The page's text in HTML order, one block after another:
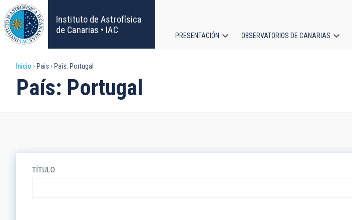
Pasar
al
contenido
principal
Instituto de Astrofísica
de Canarias • IAC
PRESENTACIÓN OBSERVATORIOS DE CANARIAS
Sobrescribir
enlaces
Inicio Pais País: Portugal
País: Portugal
TÍTULO